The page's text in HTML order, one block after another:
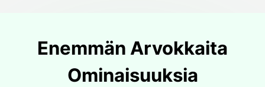
Enemmän Arvokkaita
Ominaisuuksia